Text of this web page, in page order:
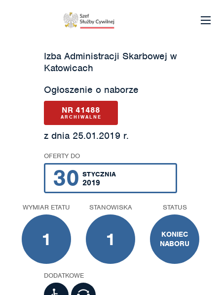
Izba Administracji Skarbowej w
Katowicach
Ogłoszenie o naborze
NR 41488
ARCHIWALNE
z dnia 25.01.2019 r.
OFERTY DO
30 STYCZNIA
2019
WYMIAR ETATU
1
STANOWISKA
1
STATUS
KONIEC
NABORU
DODATKOWE